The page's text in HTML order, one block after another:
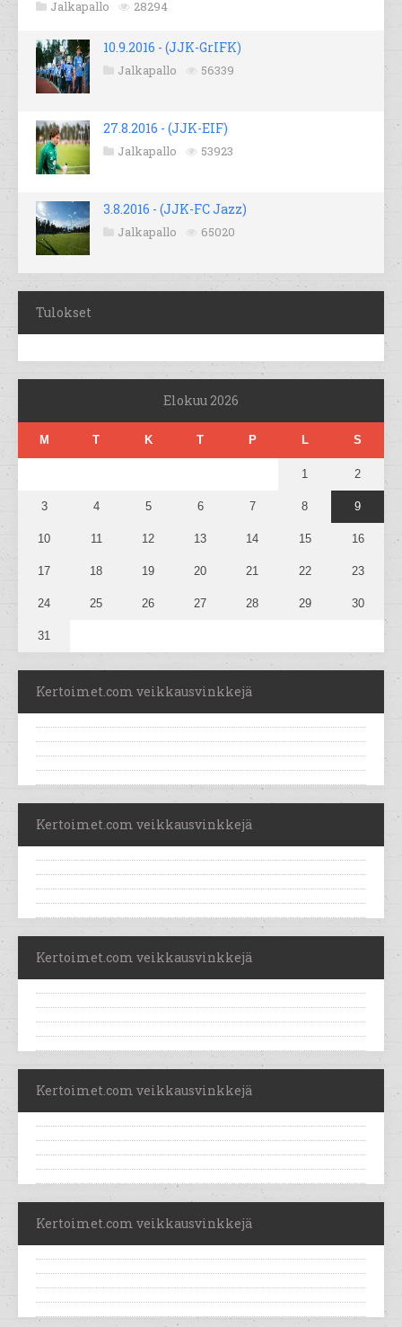
Jalkapallo 28294
10.9.2016 - (JJK-GrIFK)
Jalkapallo 56339
27.8.2016 - (JJK-EIF)
Jalkapallo 53923
3.8.2016 - (JJK-FC Jazz)
Jalkapallo 65020
Tulokset
Elokuu 2026
M T K T P L S
1 2
3 4 5 6 7 8 9
10 11 12 13 14 15 16
17 18 19 20 21 22 23
24 25 26 27 28 29 30
31
Kertoimet.com veikkausvinkkejä
Kertoimet.com veikkausvinkkejä
Kertoimet.com veikkausvinkkejä
Kertoimet.com veikkausvinkkejä
Kertoimet.com veikkausvinkkejä